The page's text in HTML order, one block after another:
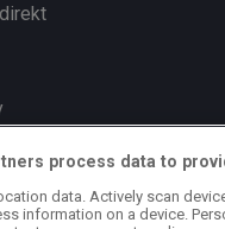
process data to
data. Actively scan
information on a device.